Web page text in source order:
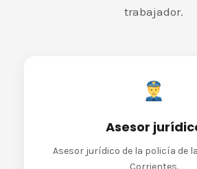
trabajador.
Asesor
Asesor jurídico de la policía de
Corrientes.